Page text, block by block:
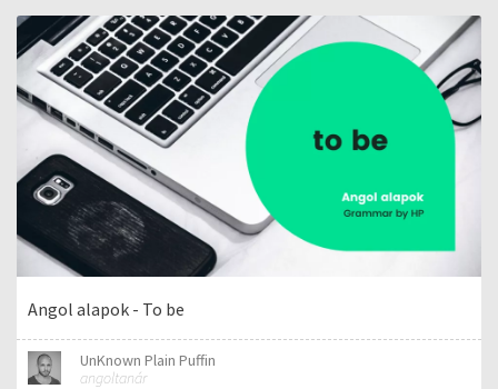
Angol alapok - To be
UnKnown Plain Puffin
angoltanár